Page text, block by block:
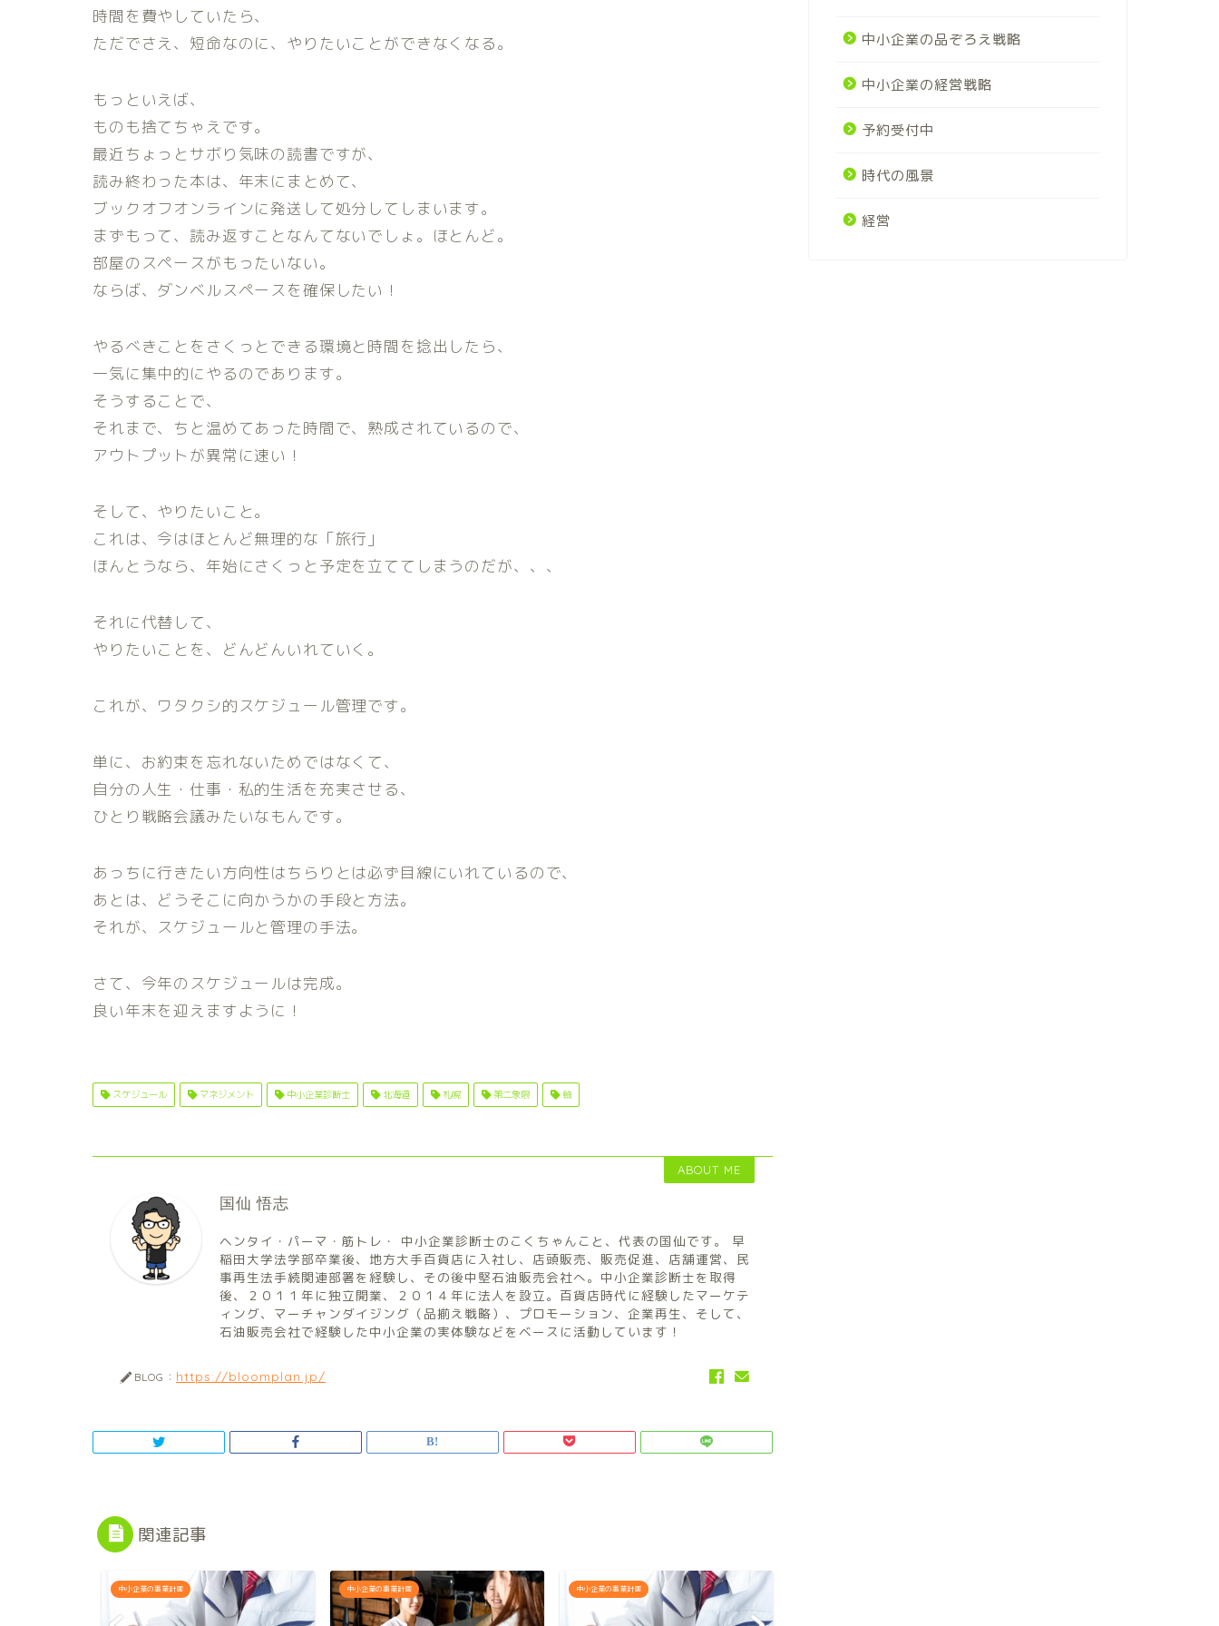
時間を費やしていたら、
ただでさえ、短命なのに、やりたいことができなくなる。
もっといえば、
ものも捨てちゃえです。
最近ちょっとサボり気味の読書ですが、
読み終わった本は、年末にまとめて、
ブックオフオンラインに発送して処分してしまいます。
まずもって、読み返すことなんてないでしょ。ほとんど。
部屋のスペースがもったいない。
ならば、ダンベルスペースを確保したい！
やるべきことをさくっとできる環境と時間を捻出したら、
一気に集中的にやるのであります。
そうすることで、
それまで、ちと温めてあった時間で、熟成されているので、
アウトプットが異常に速い！
そして、やりたいこと。
これは、今はほとんど無理的な「旅行」
ほんとうなら、年始にさくっと予定を立ててしまうのだが、、、
それに代替して、
やりたいことを、どんどんいれていく。
これが、ワタクシ的スケジュール管理です。
単に、お約束を忘れないためではなくて、
自分の人生・仕事・私的生活を充実させる、
ひとり戦略会議みたいなもんです。
あっちに行きたい方向性はちらりとは必ず目線にいれているので、
あとは、どうそこに向かうかの手段と方法。
それが、スケジュールと管理の手法。
さて、今年のスケジュールは完成。
良い年末を迎えますように！
スケジュール マネジメント 中小企業診断士 北海道 札幌 第二象限 軸
ABOUT ME
国仙 悟志
ヘンタイ・パーマ・筋トレ・ 中小企業診断士のこくちゃんこと、代表の国仙です。 早
稲田大学法学部卒業後、地方大手百貨店に入社し、店頭販売、販売促進、店舗運営、民
事再生法手続関連部署を経験し、その後中堅石油販売会社へ。中小企業診断士を取得
後、２０１１年に独立開業、２０１４年に法人を設立。百貨店時代に経験したマーケテ
ィング、マーチャンダイジング（品揃え戦略）、プロモーション、企業再生、そして、
石油販売会社で経験した中小企業の実体験などをベースに活動しています！
BLOG： https://bloomplan.jp/
関連記事
中小企業の事業計画 中小企業の事業計画 中小企業の事業計画
中小企業の品ぞろえ戦略
中小企業の経営戦略
予約受付中
時代の風景
経営